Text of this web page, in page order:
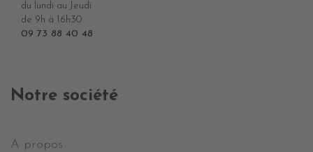
du lundi au Jeudi
de 9h à 16h30
09 73 88 40 48
Notre société
A propos